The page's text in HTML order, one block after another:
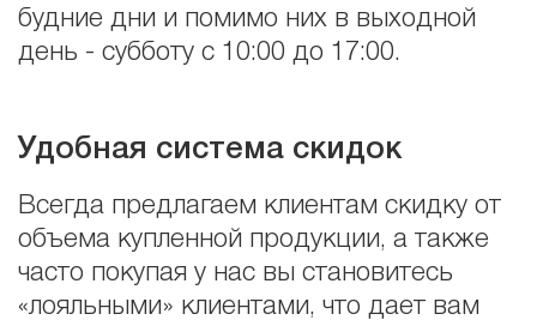
будние дни и помимо них в выходной
день - субботу с 10:00 до 17:00.
Удобная система скидок
Всегда предлагаем клиентам скидку от
объема купленной продукции, а также
часто покупая у нас вы становитесь
«лояльными» клиентами, что дает вам